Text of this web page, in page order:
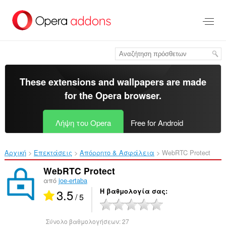
στο
κύριο
These extensions and wallpapers are made
for theOpera browser.
Λήψη του Opera Free for Android
Αρχική Επεκτάσεις Απόρρητο & Ασφάλεια WebRTC Protect‎
WebRTC Protect
από joe-ertaba
3.5/ 5 Η βαθμολογία σας
Σύνολο βαθμολογήσεων:27